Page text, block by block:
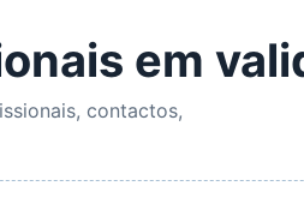
em
contactos,